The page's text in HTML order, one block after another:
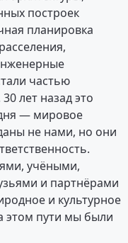
построек
планировка
частью
лет назад это
— мировое
не нами, но они
учёными,
и партнёрами
и культурное
этом пути мы были